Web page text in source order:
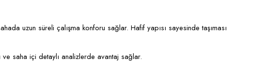
uzun süreli çalışma konforu sağlar. Hafif yapısı sayesinde taşıması
saha içi detaylı analizlerde avantaj sağlar.